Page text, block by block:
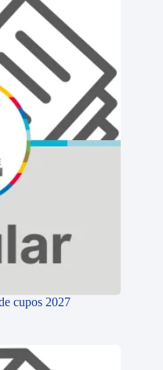
cupos 2027